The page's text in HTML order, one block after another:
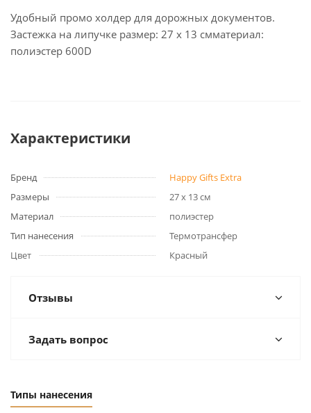
Удобный промо холдер для дорожных документов.
Застежка на липучке размер: 27 x 13 смматериал:
полиэстер 600D
Характеристики
Бренд
Happy Gifts Extra
Размеры
27 x 13 см
Материал
полиэстер
Тип нанесения
Термотрансфер
Цвет
Красный
Отзывы
Задать вопрос
Типы нанесения